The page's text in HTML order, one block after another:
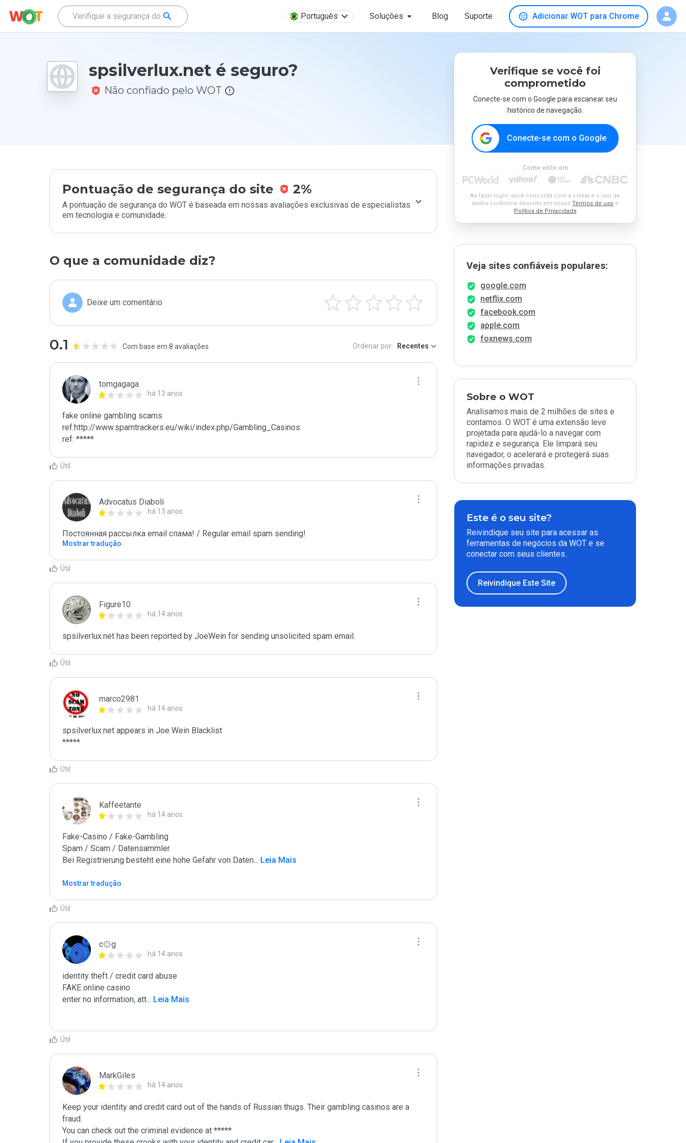
Português Soluções Blog Suporte Adicionar WOT para Chrome
spsilverlux.net é seguro?
Não confiado pelo WOT
Pontuação de segurança do site 2%
A pontuação de segurança do WOT é baseada em nossas avaliações exclusivas de especialistas
em tecnologia e comunidade.
O que a comunidade diz?
Deixe um comentário
0.1 Com base em 8 avaliações Ordenar por: Recentes
tomgagaga
há 13 anos
fake online gambling scams
ref:http://www.spamtrackers.eu/wiki/index.php/Gambling_Casinos
ref: *****
Útil
Advocatus Diaboli
há 13 anos
Постоянная рассылка email спама! / Regular email spam sending!
Mostrar tradução
Útil
Figure10
há 14 anos
spsilverlux.net has been reported by JoeWein for sending unsolicited spam email.
Útil
marco2981
há 14 anos
spsilverlux.net appears in Joe Wein Blacklist
*****
Útil
Kaffeetante
há 14 anos
Fake-Casino / Fake-Gambling
Spam / Scam / Datensammler.
Bei Registrierung besteht eine hohe Gefahr von Daten... Leia Mais
Mostrar tradução
Útil
c۞g
há 14 anos
identity theft / credit card abuse
FAKE online casino
enter no information, att... Leia Mais
Útil
MarkGiles
há 14 anos
Keep your identity and credit card out of the hands of Russian thugs. Their gambling casinos are a
fraud.
You can check out the criminal evidence at *****
Verifique se você foi
comprometido
Conecte-se com o Google para escanear seu
histórico de navegação.
Conecte-se com o Google
Como visto em
Ao fazer login, você concorda com a coleta e o uso de
dados conforme descrito em nosso Termos de uso e
Política de Privacidade
Veja sites confiáveis populares:
google.com
netflix.com
facebook.com
apple.com
foxnews.com
Sobre o WOT
Analisamos mais de 2 milhões de sites e
contamos. O WOT é uma extensão leve
projetada para ajudá-lo a navegar com
rapidez e segurança. Ele limpará seu
navegador, o acelerará e protegerá suas
informações privadas.
Este é o seu site?
Reivindique seu site para acessar as
ferramentas de negócios da WOT e se
conectar com seus clientes.
Reivindique Este Site